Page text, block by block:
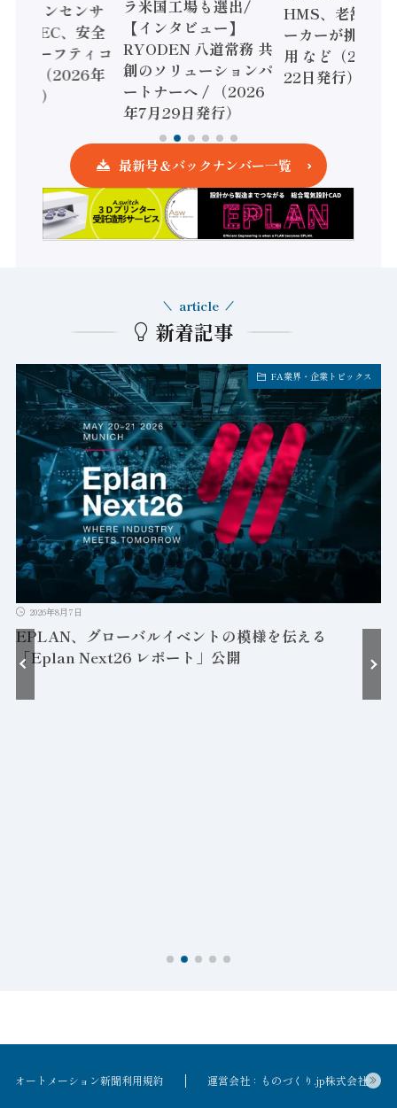
ジョンセンサ
/ IDEC、安全
すセーフティコ
ーラ（2026年
発行）
ラ米国工場も選出/
【インタビュー】
RYODEN 八道常務 共
創のソリューションパ
ートナーへ / （2026
年7月29日発行）
HMS、老舗ポ
ーカーが挑むデ
用 など（2026
22日発行）
最新号＆バックナンバー一覧
新着記事
article
FA業界・企業トピックス
2026年8月7日
EPLAN、グローバルイベントの模様を伝える
「Eplan Next26 レポート」公開
オートメーション新聞利用規約 運営会社：ものづくり.jp株式会社